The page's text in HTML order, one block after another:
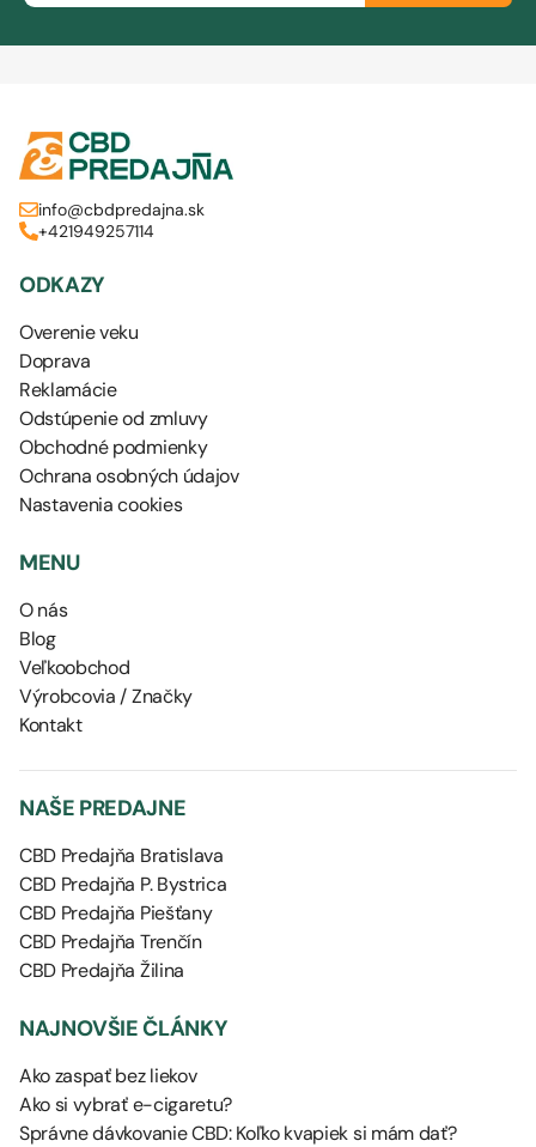
info@cbdpredajna.sk
+421949257114
ODKAZY
Overenie veku
Doprava
Reklamácie
Odstúpenie od zmluvy
Obchodné podmienky
Ochrana osobných údajov
Nastavenia cookies
MENU
O nás
Blog
Veľkoobchod
Výrobcovia / Značky
Kontakt
NAŠE PREDAJNE
CBD Predajňa Bratislava
CBD Predajňa P. Bystrica
CBD Predajňa Piešťany
CBD Predajňa Trenčín
CBD Predajňa Žilina
NAJNOVŠIE ČLÁNKY
Ako zaspať bez liekov
Ako si vybrať e-cigaretu?
Správne dávkovanie CBD: Koľko kvapiek si mám dať?